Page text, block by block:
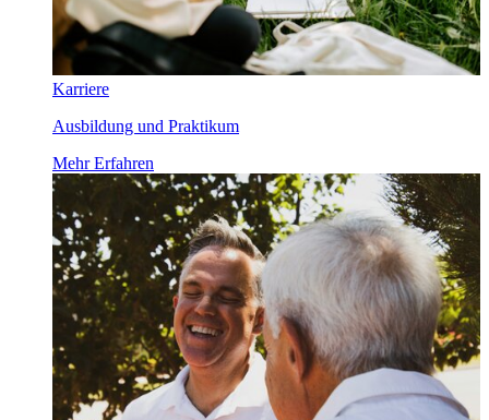
Karriere
Ausbildung und Praktikum
Mehr Erfahren